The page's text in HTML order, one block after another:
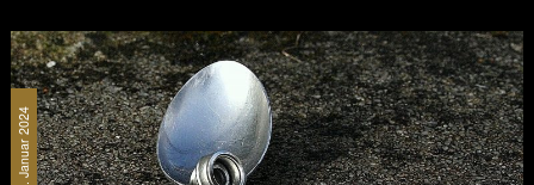
16. Januar 2024